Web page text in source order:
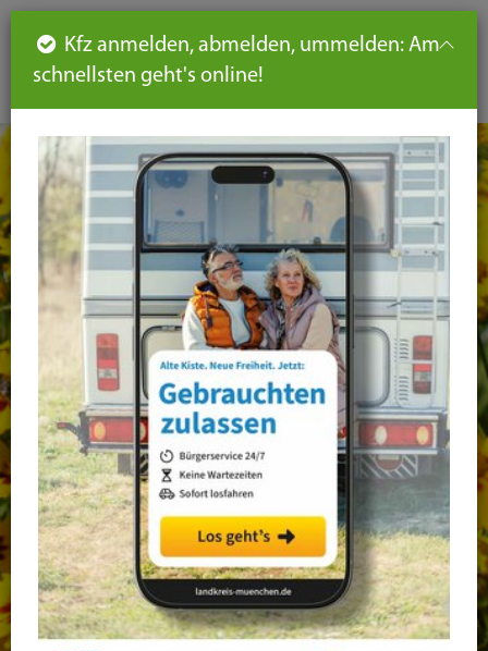
DE
Seiteninhalt
Hauptnavigation
Seitennavigation
leichte
Sprache
Kfz anmelden, abmelden, ummelden: Am
schnellsten geht's online!